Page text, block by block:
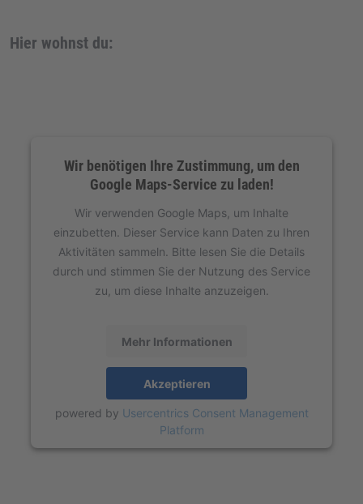
Hier wohnst du:
Wir benötigen Ihre Zustimmung, um den
Google Maps-Service zu laden!
Wir verwenden Google Maps, um Inhalte
einzubetten. Dieser Service kann Daten zu Ihren
Aktivitäten sammeln. Bitte lesen Sie die Details
durch und stimmen Sie der Nutzung des Service
zu, um diese Inhalte anzuzeigen.
Mehr Informationen
Akzeptieren
powered by Usercentrics Consent Management
Platform